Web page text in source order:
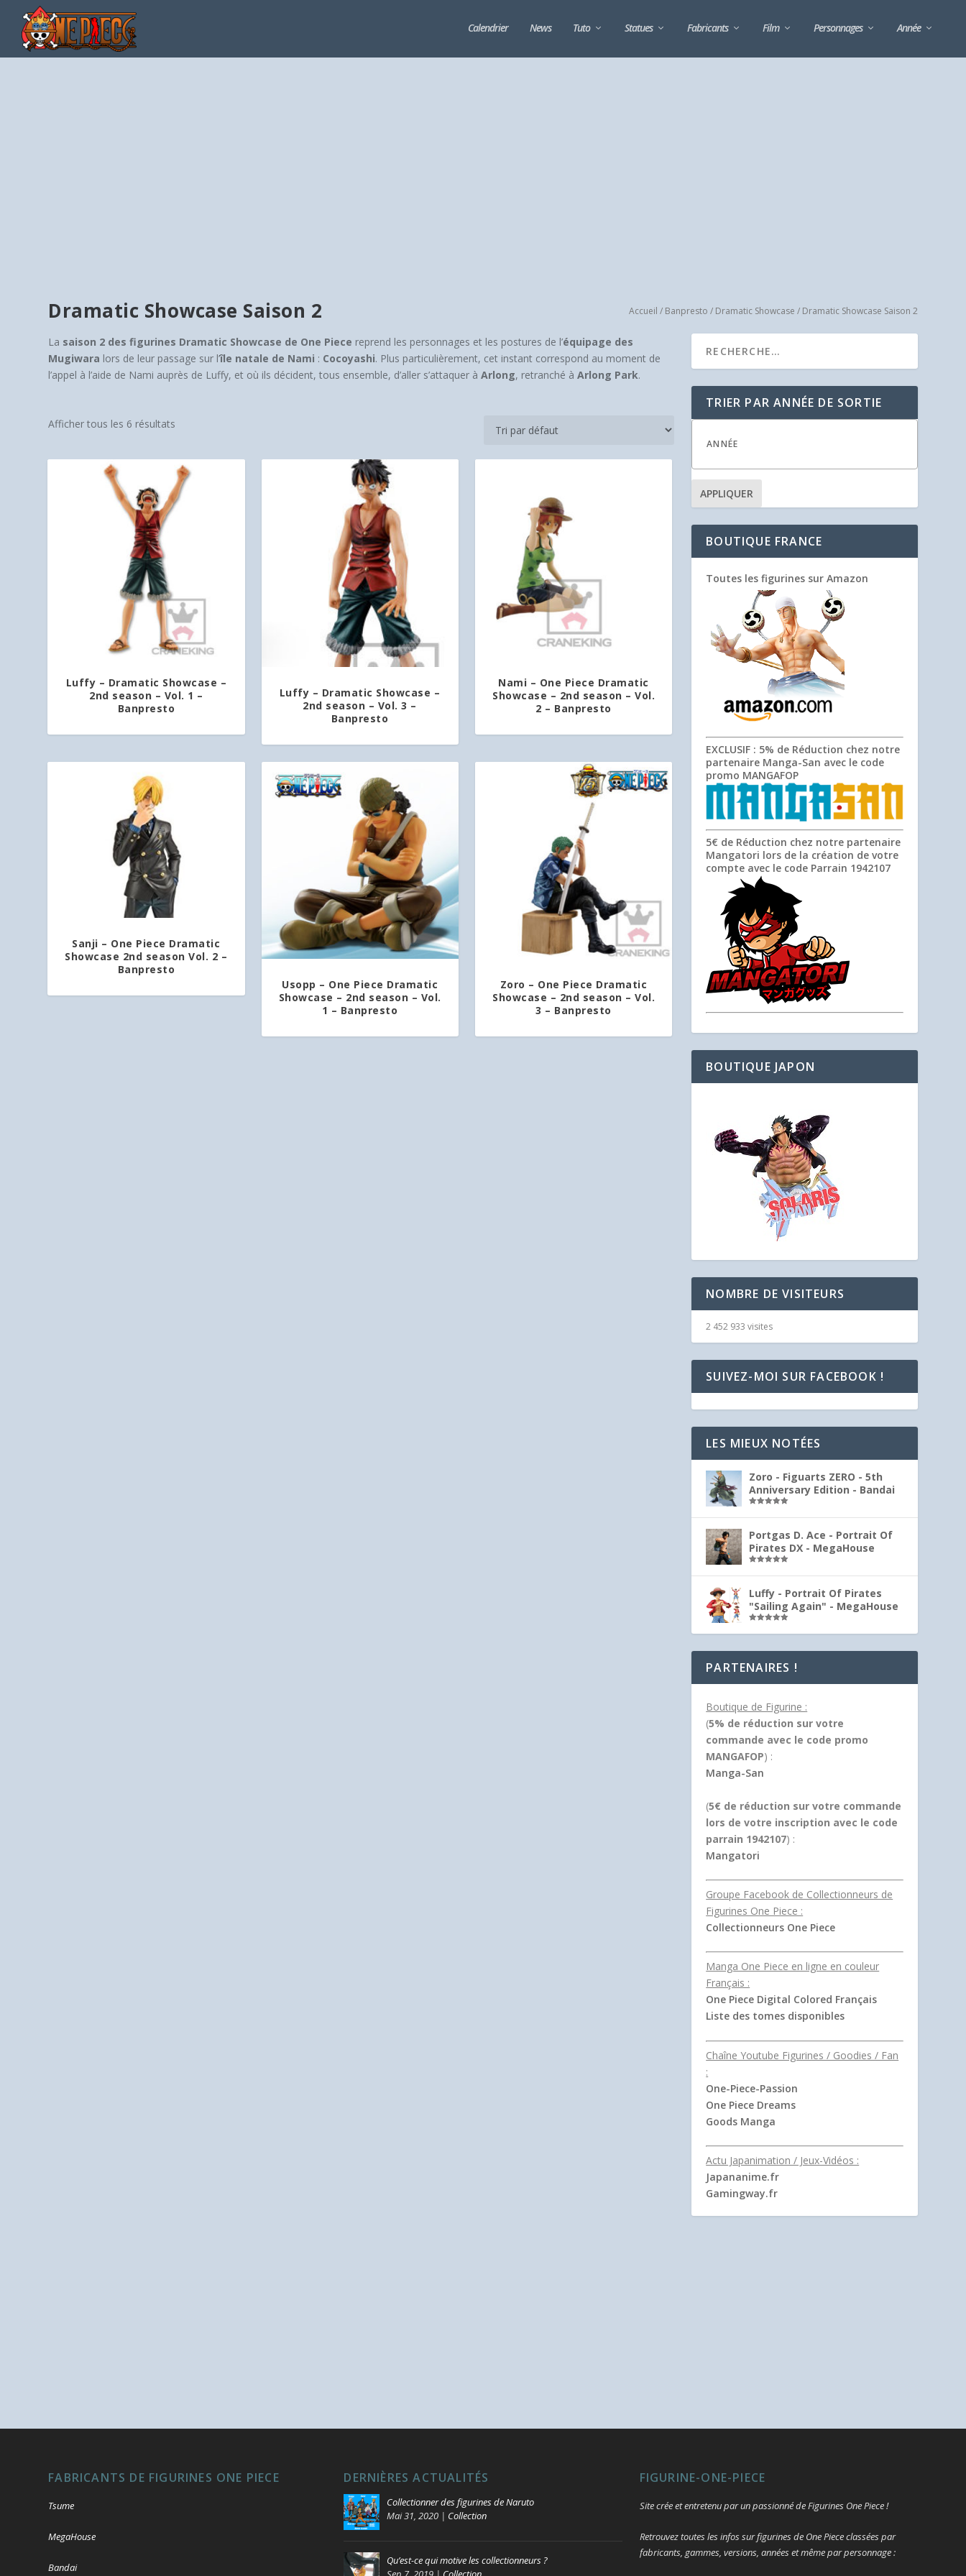
Calendrier News Tuto Statues Fabricants Film Personnages Année
Dramatic Showcase Saison 2 Accueil / Banpresto / Dramatic Showcase / Dramatic Showcase Saison 2
La saison 2 des figurines Dramatic Showcase de One Piece reprend les personnages et les postures de l’équipage des
Mugiwara lors de leur passage sur l’île natale de Nami : Cocoyashi. Plus particulièrement, cet instant correspond au moment de
l’appel à l’aide de Nami auprès de Luffy, et où ils décident, tous ensemble, d’aller s’attaquer àArlong, retranché àArlong Park.
Afficher tous les 6 résultats
Luffy – Dramatic Showcase –
2nd season – Vol. 1 –
Banpresto
Luffy – Dramatic Showcase –
2nd season – Vol. 3 –
Banpresto
Nami – One Piece Dramatic
Showcase – 2nd season – Vol.
2 – Banpresto
Sanji – One Piece Dramatic
Showcase 2nd season Vol. 2 –
Banpresto
Usopp – One Piece Dramatic
Showcase – 2nd season – Vol.
1 – Banpresto
Zoro – One Piece Dramatic
Showcase – 2nd season – Vol.
3 – Banpresto
TRIER PAR ANNÉE DE SORTIE
APPLIQUER
BOUTIQUE FRANCE
Toutes les figurines sur Amazon
EXCLUSIF : 5% de Réduction chez notre
partenaire Manga-San avec le code
promo MANGAFOP
5€ de Réduction chez notre partenaire
Mangatori lors de la création de votre
compte avec le code Parrain 1942107
BOUTIQUE JAPON
NOMBRE DE VISITEURS
2 452 933 visites
SUIVEZ-MOI SUR FACEBOOK !
LES MIEUX NOTÉES
Zoro - Figuarts ZERO - 5th
Anniversary Edition - Bandai
Portgas D. Ace - Portrait Of
Pirates DX - MegaHouse
Luffy - Portrait Of Pirates
"Sailing Again" - MegaHouse
PARTENAIRES !
Boutique de Figurine :
(5% de réduction sur votre
commande avec le code promo
MANGAFOP) :
Manga-San
(5€ de réduction sur votre commande
lors de votre inscription avec le code
parrain 1942107) :
Mangatori
Groupe Facebook de Collectionneurs de
Figurines One Piece :
Collectionneurs One Piece
Manga One Piece en ligne en couleur
Français :
One Piece Digital Colored Français
Liste des tomes disponibles
Chaîne Youtube Figurines / Goodies / Fan
:
One-Piece-Passion
One Piece Dreams
Goods Manga
Actu Japanimation / Jeux-Vidéos :
Japananime.fr
Gamingway.fr
FABRICANTS DE FIGURINES ONE PIECE
Tsume
MegaHouse
Bandai
DERNIÈRES ACTUALITÉS
Collectionner des figurines de Naruto
Mai 31, 2020 | Collection
Qu’est-ce qui motive les collectionneurs ?
FIGURINE-ONE-PIECE
Site crée et entretenu par un passionné de Figurines One Piece !
Retrouvez toutes les infos sur figurines de One Piece classées par
fabricants, gammes, versions, années et même par personnage :